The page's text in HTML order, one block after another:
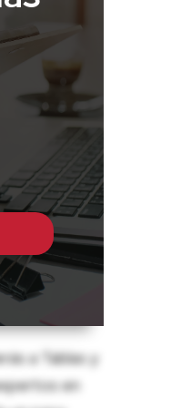
a Tablas y
en